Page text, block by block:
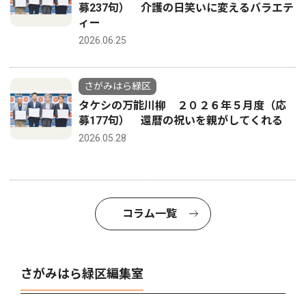
募237句） 介護の日笑いに変えるバラエテ
ィー
2026.06.25
さがみはら緑区
タケシの万能川柳 ２０２６年５月度（応
募177句） 還暦の祝いを親がしてくれる
2026.05.28
コラム一覧
さがみはら緑区編集室